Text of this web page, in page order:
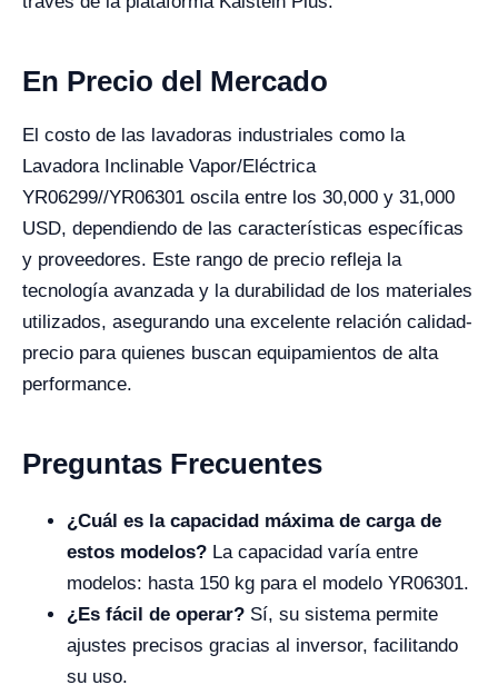
En Precio del Mercado
El costo de las lavadoras industriales como la
Lavadora Inclinable Vapor/Eléctrica
YR06299//YR06301 oscila entre los 30,000 y 31,000
USD, dependiendo de las características específicas
y proveedores. Este rango de precio refleja la
tecnología avanzada y la durabilidad de los materiales
utilizados, asegurando una excelente relación calidad-
precio para quienes buscan equipamientos de alta
performance.
Preguntas Frecuentes
¿Cuál es la capacidad máxima de carga de
estos modelos? La capacidad varía entre
modelos: hasta 150 kg para el modelo YR06301.
¿Es fácil de operar? Sí, su sistema permite
ajustes precisos gracias al inversor, facilitando
su uso.